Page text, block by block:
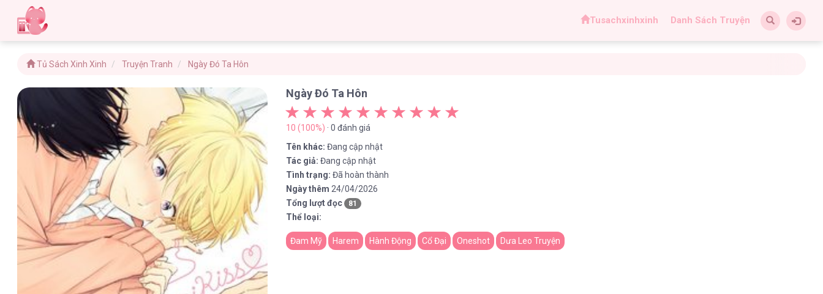
Tusachxinhxinh Danh Sách Truyện
Tủ Sách Xinh Xinh Truyện Tranh Ngày Đó Ta Hôn
Ngày Đó Ta Hôn
10 (100%) · 0 đánh giá
Tên khác: Đang cập nhật
Tác giả: Đang cập nhật
Tình trạng: Đã hoàn thành
Ngày thêm 24/04/2026
Tổng lượt đọc
81
Thể loại:
Đam Mỹ Harem Hành Động Cổ Đại Oneshot Dưa Leo Truyện